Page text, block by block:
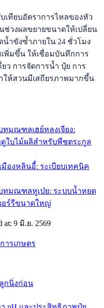
เทียบอัตราการไหลของหัว
ช่วงผลขยายขนาดให้เปลี่ยน
ำขังซ้ำภายใน 24 ชั่วโมง
พิ่มขึ้น ให้เชื่อมบันทึกการ
ว การจัดการน้ำ ปุ๋ย การ
ห้สวนมีเสถียรภาพมากขึ้น
มณฑลเฮย์หลงเจียง:
ใบไม้ผลิสำหรับพืชตระกูล
องหลินอี้: ระเบียบเทคนิค
ทมณฑลหูเป่ย: ระบบน้ำหยด
อร์รีขนาดใหญ่
at: 9 มิ.ย. 2569
ารเกษตร
กนิ่งก่อน